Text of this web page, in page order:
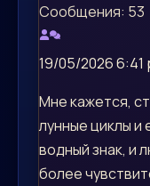
Сообщения: 53
19/05/2026 6:41
Мне кажется,
лунные циклы
водный знак, и
более